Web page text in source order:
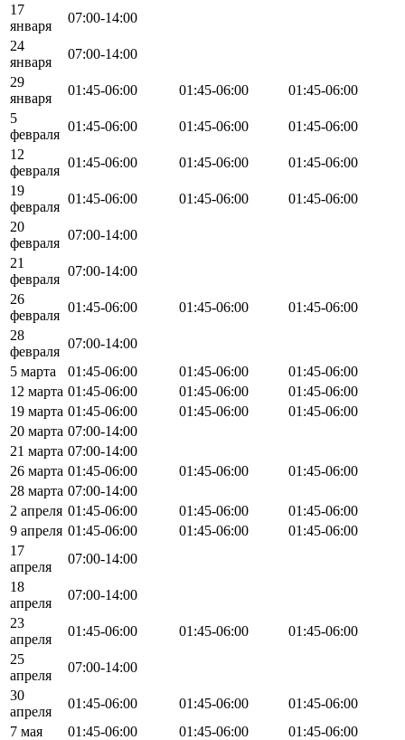
17
января
07:00-14:00
24
января
07:00-14:00
29
января
01:45-06:00 01:45-06:00
01:45-06:00
5
февраля
01:45-06:00 01:45-06:00
01:45-06:00
12
февраля
01:45-06:00 01:45-06:00
01:45-06:00
19
февраля
01:45-06:00 01:45-06:00
01:45-06:00
20
февраля
07:00-14:00
21
февраля
07:00-14:00
26
февраля
01:45-06:00 01:45-06:00
01:45-06:00
28
февраля
07:00-14:00
5 марта
01:45-06:00 01:45-06:00
01:45-06:00
12 марта 01:45-06:00 01:45-06:00
01:45-06:00
19 марта 01:45-06:00 01:45-06:00
01:45-06:00
20 марта 07:00-14:00
21 марта 07:00-14:00
26 марта 01:45-06:00 01:45-06:00
01:45-06:00
28 марта 07:00-14:00
2 апреля 01:45-06:00 01:45-06:00
01:45-06:00
9 апреля 01:45-06:00 01:45-06:00
01:45-06:00
17
апреля
07:00-14:00
18
апреля
07:00-14:00
23
апреля
01:45-06:00 01:45-06:00
01:45-06:00
25
апреля
07:00-14:00
30
апреля
01:45-06:00 01:45-06:00
01:45-06:00
7 мая
01:45-06:00 01:45-06:00
01:45-06:00